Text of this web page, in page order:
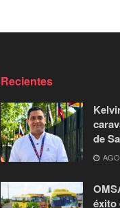
Recientes
de
éxito